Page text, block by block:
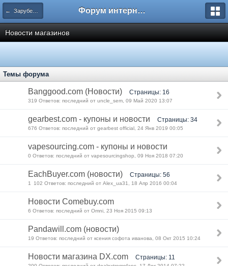
← Зарубежные интернет магазины Форум интернет покупателей
Новости магазинов
Темы форума
Banggood.com (Новости) Страницы: 16
319 Ответов: последний от uncle_sem, 09 Май 2020 13:07
gearbest.com - купоны и новости Страницы: 34
676 Ответов: последний от gearbest official, 24 Янв 2019 00:05
vapesourcing.com - купоны и новости
0 Ответов: последний от vapesourcingshop, 09 Ноя 2018 07:20
EachBuyer.com (новости) Страницы: 56
1 102 Ответов: последний от Alex_ua31, 18 Апр 2016 00:04
Новости Comebuy.com
6 Ответов: последний от Omni, 23 Ноя 2015 09:13
Pandawill.com (новости)
19 Ответов: последний от ксения софота иванова, 08 Окт 2015 10:24
Новости магазина DX.com Страницы: 11